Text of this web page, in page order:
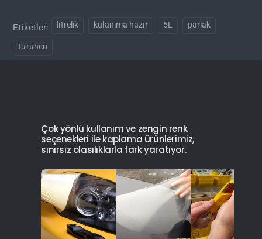
Etiketler: litrelik kulanıma hazır 5L parlak
turuncu
Çok yönlü kullanım ve zengin renk
seçenekleri ile kaplama ürünlerimiz,
sınırsız olasılıklarla fark yaratıyor.